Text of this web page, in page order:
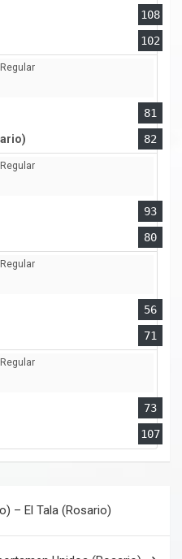
108
102
81
82
93
80
56
71
73
107
– El Tala (Rosario)